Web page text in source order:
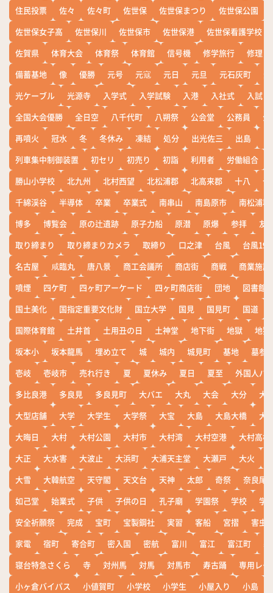
住民投票
佐々 佐々町 佐世保 佐世保まつり 佐世保公園
佐世保女子高
佐世保川 佐世保市 佐世保港
佐世保看護学校
佐賀県
体育大会 体育祭 体育館 信号機 修学旅行
修理
備蓄基地
像 優勝 元号 元寇 元日 元旦 元石灰町
光ケーブル
光源寺 入学式 入学試験 入港 入社式
入試
全国大会優勝
全日空 八千代町 八朔祭 公会堂 公務員
公
再噴火
冠水 冬 冬休み 凍結 処分 出光佐三 出島
列車集中制御装置
初セリ 初売り 初詣 利用者 労働組合
勝山小学校
北九州 北村西望 北松浦郡 北高来郡 十八
十
千綿渓谷
半導体 卒業 卒業式 南串山 南島原市
南松浦郡
博多
博覧会 原の辻遺跡 原子力船 原潜 原爆 参拝
友
取り締まり
取り締まりカメラ 取締り 口之津 台風
台風19
名古屋
咸臨丸 唐八景 商工会議所 商店街 商戦
商業施設
噴煙
四ケ町 四ヶ町アーケード 四ヶ町商店街 団地
図書館
国土美化
国指定重要文化財 国立大学 国見 国見町 国道
国際体育館
土井首 土用丑の日 土神堂 地下街 地獄
地獄
坂本小
坂本龍馬 埋め立て 城 城内 城見町 基地
墓参
壱岐
壱岐市 売れ行き 夏 夏休み 夏日 夏至
外国人バ
多比良港
多良見 多良見町 大バエ 大丸 大会 大分
大
大型店舗
大学 大学生 大学祭 大宝 大島 大島大橋
大
大晦日
大村 大村公園 大村市 大村湾 大村空港
大村高校
大正
大水害 大波止 大浜町 大浦天主堂 大瀬戸 大火
大雪
大韓航空 天守閣 天文台 天神 太郎 奇祭
奈良尾
如己堂
始業式 子供 子供の日 孔子廟 学園祭 学校
学
安全祈願祭
完成 宝町 宝製鋼社 実習 客船 宮摺
害虫
家電
宿町 寄合町 密入国 密航 富川 富江 富江町
寝台特急さくら
寺 対州馬 対馬 対馬市 寿古踊
専用レー
小ヶ倉バイパス
小値賀町 小学校 小学生 小屋入り 小島